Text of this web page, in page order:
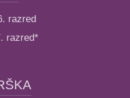
razred
razred*